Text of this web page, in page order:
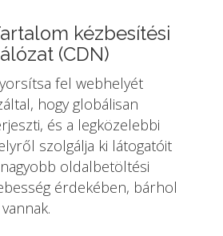
kézbesítési
(CDN)
fel webhelyét
hogy globálisan
és a legközelebbi
szolgálja ki látogatóit
oldalbetöltési
érdekében, bárhol